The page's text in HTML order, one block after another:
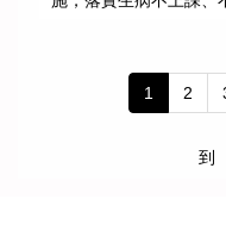
1 2
到